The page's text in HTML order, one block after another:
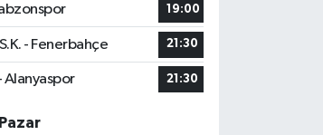
19:00
- Fenerbahçe 21:30
Alanyaspor 21:30